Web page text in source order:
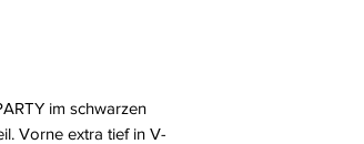
im schwarzen
Vorne extra tief in V-